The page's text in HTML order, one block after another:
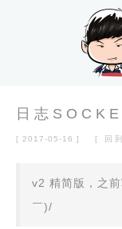
日志
[ 2017-05-16 ] [ 回
v2 精简版，之
￣)/